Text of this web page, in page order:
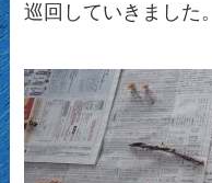
巡回していきました。